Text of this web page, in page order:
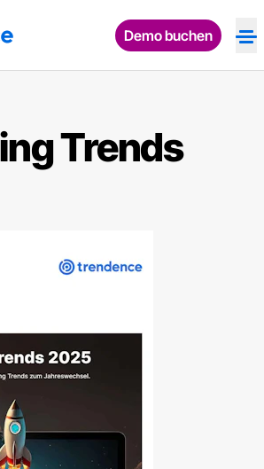
Demo buchen
Trends